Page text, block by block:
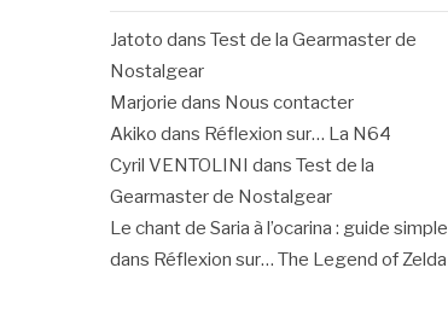
Jatoto dans Test de la Gearmaster de
Nostalgear
Marjorie dans Nous contacter
Akiko dans Réflexion sur… La N64
Cyril VENTOLINI dans Test de la
Gearmaster de Nostalgear
Le chant de Saria à l’ocarina : guide simple
dans Réflexion sur… The Legend of Zelda